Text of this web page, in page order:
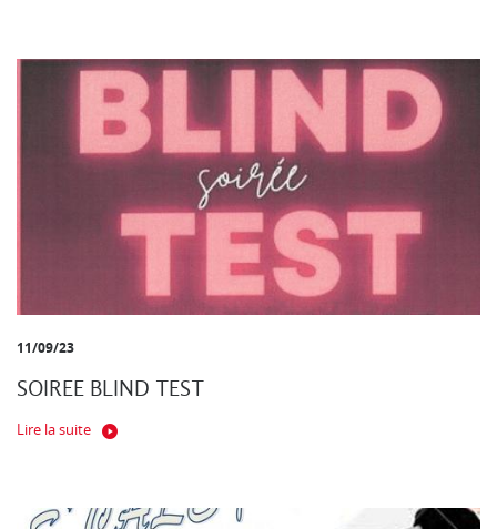
11/09/23
SOIREE BLIND TEST
Lire la suite